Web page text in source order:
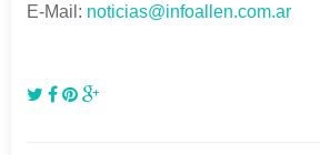
E-Mail: noticias@infoallen.com.ar